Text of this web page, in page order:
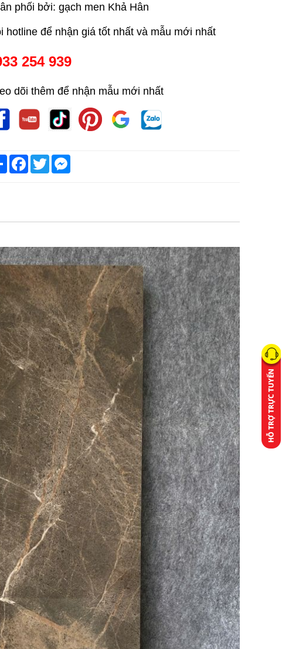
phối bởi: gạch men Khả Hân
hotline để nhận giá tốt nhất và mẫu mới nhất
254 939
dõi thêm để nhận mẫu mới nhất
ShareFacebook
TwitterMessenger